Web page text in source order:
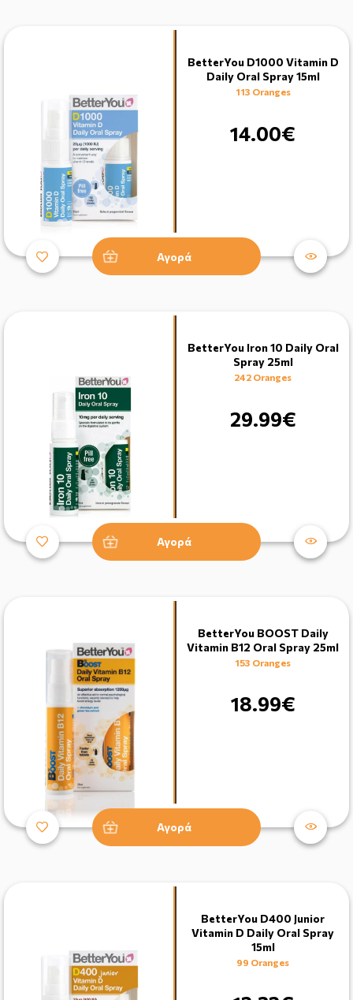
BetterYou D1000 Vitamin D
Daily Oral Spray 15ml
113 Oranges
14.00€
Αγορά
BetterYou Iron 10 Daily Oral
Spray 25ml
242 Oranges
29.99€
Αγορά
BetterYou BOOST Daily
Vitamin Β12 Oral Spray 25ml
153 Oranges
18.99€
Αγορά
BetterYou D400 Junior
Vitamin D Daily Oral Spray
15ml
99 Oranges